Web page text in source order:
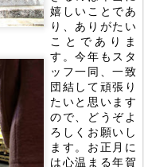
嬉しいことであ
り、ありがたい
ことでありま
す。今年もスタ
ッフ一同、一致
団結して頑張り
たいと思います
ので、どうぞよ
ろしくお願いし
ます。お正月に
は心温まる年賀